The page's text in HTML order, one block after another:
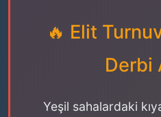
🔥 Elit
Derbi
Yeşil sahalardaki